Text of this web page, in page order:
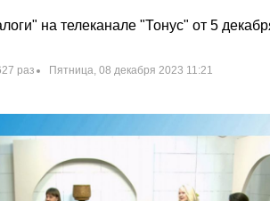
на телеканале "Тонус" от 5
раз Пятница, 08 декабря 2023 11:21